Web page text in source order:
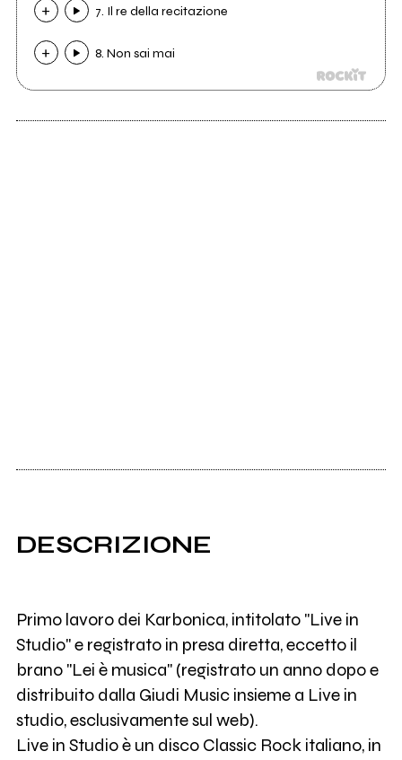
7. Il re della recitazione
8. Non sai mai
DESCRIZIONE
Primo lavoro dei Karbonica, intitolato "Live in
Studio" e registrato in presa diretta, eccetto il
brano "Lei è musica" (registrato un anno dopo e
distribuito dalla Giudi Music insieme a Live in
studio, esclusivamente sul web).
Live in Studio è un disco Classic Rock italiano, in